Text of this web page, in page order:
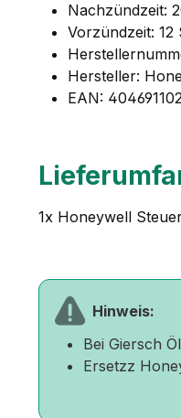
Nachzündzeit:
Vorzündzeit: 12
Hersteller:
EAN:
1x Honeywell
Hinweis:
Bei Giersch
Ersetzz